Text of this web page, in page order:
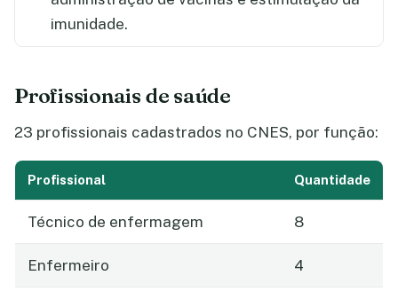
imunidade.
Profissionais de saúde
23 profissionais cadastrados no CNES, por função:
Profissional Quantidade
Técnico de enfermagem 8
Enfermeiro 4